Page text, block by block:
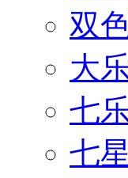
双
大
七
七